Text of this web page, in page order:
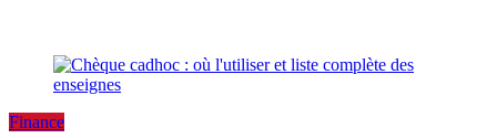
Finance